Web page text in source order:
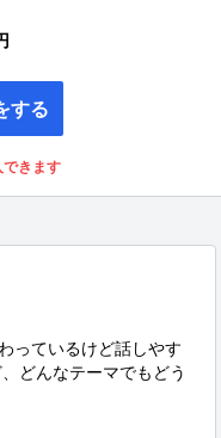
する
できます
っているけど話しやす
どんなテーマでもどう